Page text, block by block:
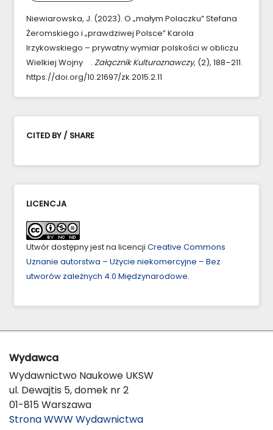
Niewiarowska, J. (2023). O „małym Polaczku” Stefana
Żeromskiego i „prawdziwej Polsce” Karola
Irzykowskiego – prywatny wymiar polskości w obliczu
Wielkiej Wojny . Załącznik Kulturoznawczy, (2), 188–211.
https://doi.org/10.21697/zk.2015.2.11
CITED BY / SHARE
LICENCJA
Utwór dostępny jest na licencji Creative Commons
Uznanie autorstwa – Użycie niekomercyjne – Bez
utworów zależnych 4.0 Międzynarodowe.
Wydawca
Wydawnictwo Naukowe UKSW
ul. Dewajtis 5, domek nr 2
01-815 Warszawa
Strona WWW Wydawnictwa